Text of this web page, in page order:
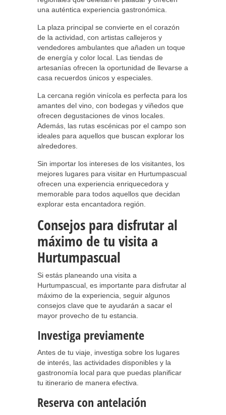
una auténtica experiencia gastronómica.
La plaza principal se convierte en el corazón
de la actividad, con artistas callejeros y
vendedores ambulantes que añaden un toque
de energía y color local. Las tiendas de
artesanías ofrecen la oportunidad de llevarse a
casa recuerdos únicos y especiales.
La cercana región vinícola es perfecta para los
amantes del vino, con bodegas y viñedos que
ofrecen degustaciones de vinos locales.
Además, las rutas escénicas por el campo son
ideales para aquellos que buscan explorar los
alrededores.
Sin importar los intereses de los visitantes, los
mejores lugares para visitar en Hurtumpascual
ofrecen una experiencia enriquecedora y
memorable para todos aquellos que decidan
explorar esta encantadora región.
Consejos para disfrutar al
máximo de tu visita a
Hurtumpascual
Si estás planeando una visita a
Hurtumpascual, es importante para disfrutar al
máximo de la experiencia, seguir algunos
consejos clave que te ayudarán a sacar el
mayor provecho de tu estancia.
Investiga previamente
Antes de tu viaje, investiga sobre los lugares
de interés, las actividades disponibles y la
gastronomía local para que puedas planificar
tu itinerario de manera efectiva.
Reserva con antelación